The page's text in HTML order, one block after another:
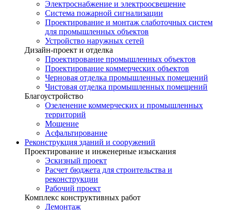
Электроснабжение и электроосвещение
Система пожарной сигнализации
Проектирование и монтаж слаботочных систем
для промышленных объектов
Устройство наружных сетей
Дизайн-проект и отделка
Проектирование промышленных объектов
Проектирование коммерческих объектов
Черновая отделка промышленных помещений
Чистовая отделка промышленных помещений
Благоустройство
Озеленение коммерческих и промышленных
территорий
Мощение
Асфальтирование
Реконструкция зданий и сооружений
Проектирование и инженерные изыскания
Эскизный проект
Расчет бюджета для строительства и
реконструкции
Рабочий проект
Комплекс конструктивных работ
Демонтаж